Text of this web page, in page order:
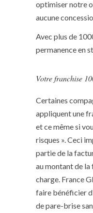
optimiser notre
aucune
Avec plus de
permanence en
Votre franchise
Certaines
appliquent une
et ce même si
risques ». Ceci
partie de la
au montant de
charge. France
faire bénéficier
de pare-brise